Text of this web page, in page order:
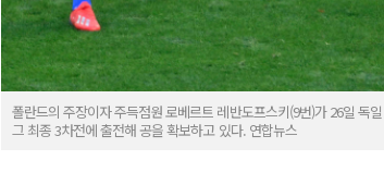
폴란드의 주장이자 주득점원 로베르트 레반도프스키(9번)가 26일 독
그 최종 3차전에 출전해 공을 확보하고 있다. 연합뉴스